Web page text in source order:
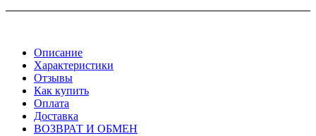
Описание
Характеристики
Отзывы
Как купить
Оплата
Доставка
ВОЗВРАТ И ОБМЕН